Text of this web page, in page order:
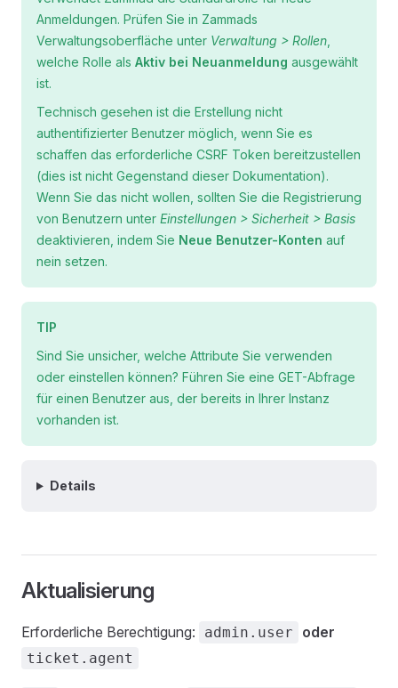
Anmeldungen. Prüfen Sie in Zammads
Verwaltungsoberfläche unter Verwaltung > Rollen
welche Rolle als Aktiv bei Neuanmeldung ausgewählt
ist.
Technisch gesehen ist die Erstellung nicht
authentifizierter Benutzer möglich, wenn Sie es
schaffen das erforderliche CSRF Token bereitzustellen
(dies ist nicht Gegenstand dieser Dokumentation).
Wenn Sie das nicht wollen, sollten Sie die Registrierung
von Benutzern unter Einstellungen > Sicherheit > Basis
deaktivieren, indem Sie Neue Benutzer-Konten auf
nein setzen.
TIP
Sind Sie unsicher, welche Attribute Sie verwenden
oder einstellen können? Führen Sie eine GET-Abfrage
für einen Benutzer aus, der bereits in Ihrer Instanz
vorhanden ist.
Details
Aktualisierung
Erforderliche Berechtigung: admin.user oder
ticket.agent